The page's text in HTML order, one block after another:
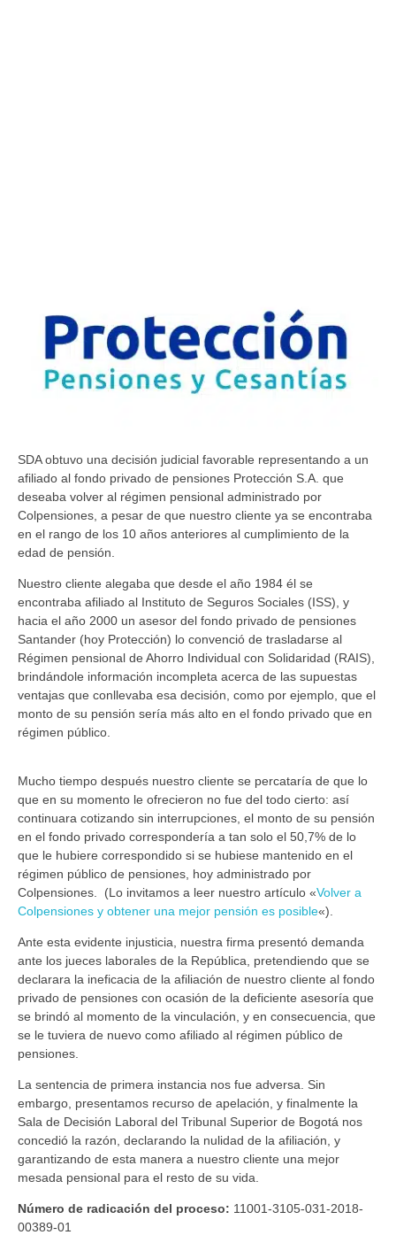
SDA obtuvo una decisión judicial favorable representando a un
afiliado al fondo privado de pensiones Protección S.A. que
deseaba volver al régimen pensional administrado por
Colpensiones, a pesar de que nuestro cliente ya se encontraba
en el rango de los 10 años anteriores al cumplimiento de la
edad de pensión.
Nuestro cliente alegaba que desde el año 1984 él se
encontraba afiliado al Instituto de Seguros Sociales (ISS), y
hacia el año 2000 un asesor del fondo privado de pensiones
Santander (hoy Protección) lo convenció de trasladarse al
Régimen pensional de Ahorro Individual con Solidaridad (RAIS),
brindándole información incompleta acerca de las supuestas
ventajas que conllevaba esa decisión, como por ejemplo, que el
monto de su pensión sería más alto en el fondo privado que en
régimen público.
Mucho tiempo después nuestro cliente se percataría de que lo
que en su momento le ofrecieron no fue del todo cierto: así
continuara cotizando sin interrupciones, el monto de su pensión
en el fondo privado correspondería a tan solo el 50,7% de lo
que le hubiere correspondido si se hubiese mantenido en el
régimen público de pensiones, hoy administrado por
Colpensiones. (Lo invitamos a leer nuestro artículo «Volver a
Colpensiones y obtener una mejor pensión es posible«).
Ante esta evidente injusticia, nuestra firma presentó demanda
ante los jueces laborales de la República, pretendiendo que se
declarara la ineficacia de la afiliación de nuestro cliente al fondo
privado de pensiones con ocasión de la deficiente asesoría que
se brindó al momento de la vinculación, y en consecuencia, que
se le tuviera de nuevo como afiliado al régimen público de
pensiones.
La sentencia de primera instancia nos fue adversa. Sin
embargo, presentamos recurso de apelación, y finalmente la
Sala de Decisión Laboral del Tribunal Superior de Bogotá nos
concedió la razón, declarando la nulidad de la afiliación, y
garantizando de esta manera a nuestro cliente una mejor
mesada pensional para el resto de su vida.
Número de radicación del proceso: 11001-3105-031-2018-
00389-01